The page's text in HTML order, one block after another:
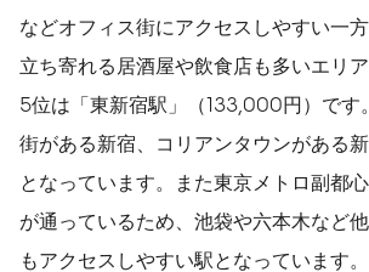
などオフィス街にアクセスしやすい一
立ち寄れる居酒屋や飲食店も多いエリア
5位は「東新宿駅」（133,000円）です
街がある新宿、コリアンタウンがある
となっています。また東京メトロ副都
が通っているため、池袋や六本木など
もアクセスしやすい駅となっています。